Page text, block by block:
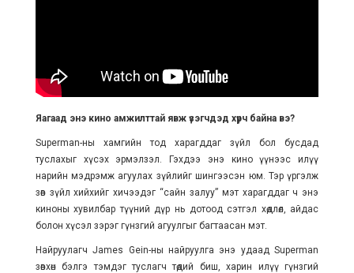
Яагаад энэ кино амжилттай явж үзэгчдэд хүрч байна вэ?
Superman-ны хамгийн тод харагддаг зүйл бол бусдад
туслахыг хүсэх эрмэлзэл. Гэхдээ энэ кино үүнээс илүү
нарийн мэдрэмж агуулах зүйлийг шингээсэн юм. Тэр үргэлж
зөв зүйл хийхийг хичээдэг “сайн залуу” мэт харагддаг ч энэ
киноны хувилбар түүний дүр нь дотоод сэтгэл хөдлөл, айдас
болон хүсэл зэрэг гүнзгий агуулгыг багтаасан мэт.
Найруулагч James Gein-ны найруулга энэ удаад Superman
зөвхөн бэлгэ тэмдэг туслагч төдий биш, харин илүү гүнзгий